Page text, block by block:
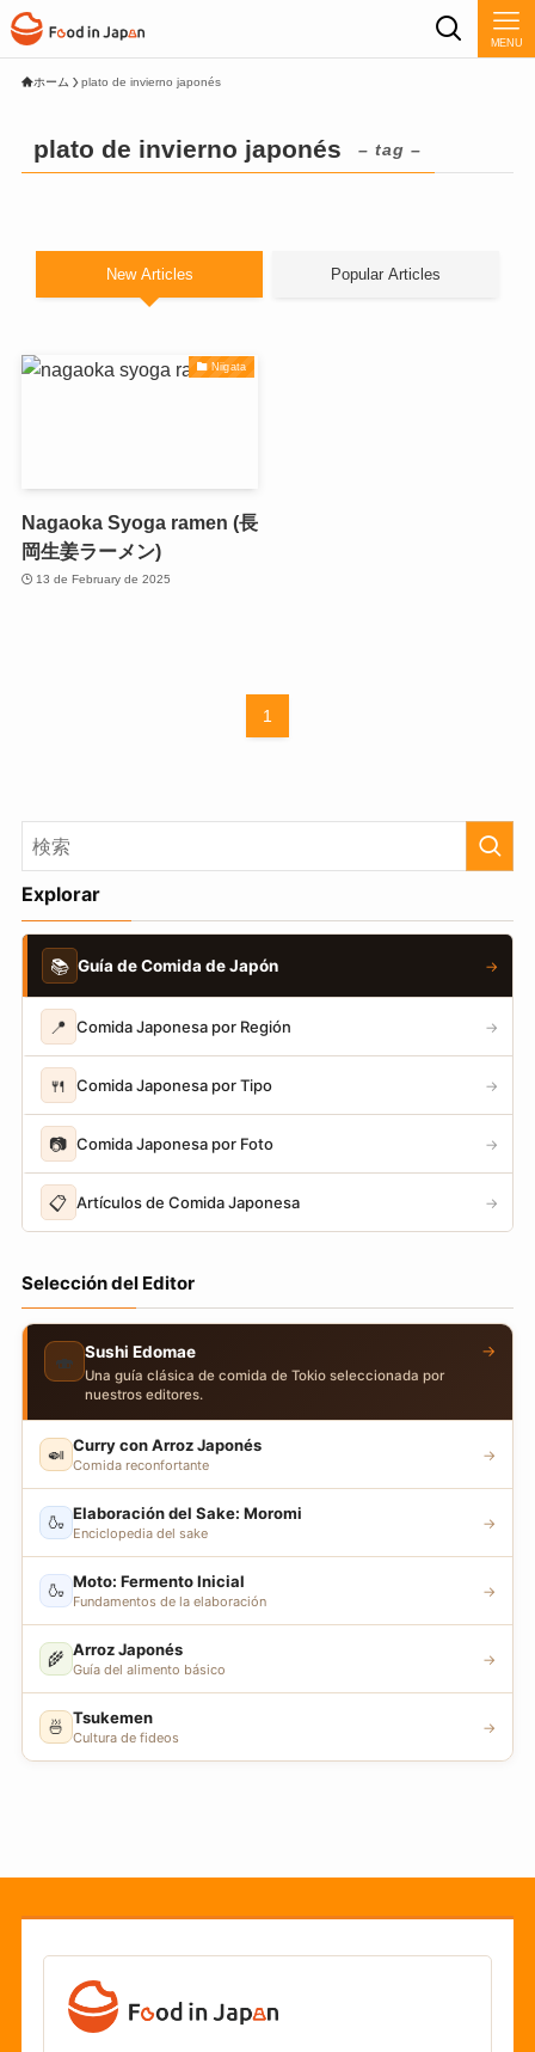
MENU
ホーム plato de invierno japonés
plato de invierno japonés – tag –
New Articles Popular Articles
Niigata
Nagaoka Syoga ramen (長
岡生姜ラーメン)
13 de February de 2025
1
Explorar
📚 Guía de Comida de Japón →
📍 Comida Japonesa por Región →
🍴 Comida Japonesa por Tipo →
📷 Comida Japonesa por Foto →
📋 Artículos de Comida Japonesa →
Selección del Editor
🍣 Sushi Edomae
Una guía clásica de comida de Tokio seleccionada por
nuestros editores.
→
🍛 Curry con Arroz Japonés
Comida reconfortante
→
🍶 Elaboración del Sake: Moromi
Enciclopedia del sake
→
🍶 Moto: Fermento Inicial
Fundamentos de la elaboración
→
🌾 Arroz Japonés
Guía del alimento básico
→
🍜 Tsukemen
Cultura de fideos
→